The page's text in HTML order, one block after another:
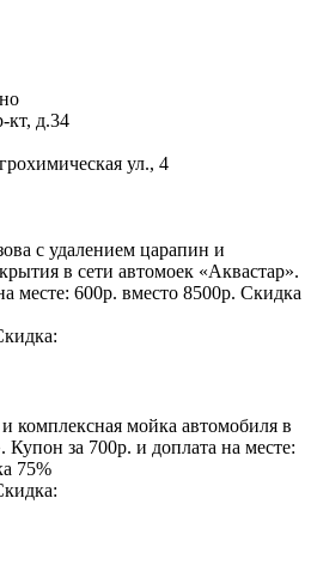
д.34
ул., 4
с удалением царапин и
в сети автомоек «Аквастар».
месте: 600р. вместо 8500р. Скидка
комплексная мойка автомобиля в
Купон за 700р. и доплата на месте:
75%